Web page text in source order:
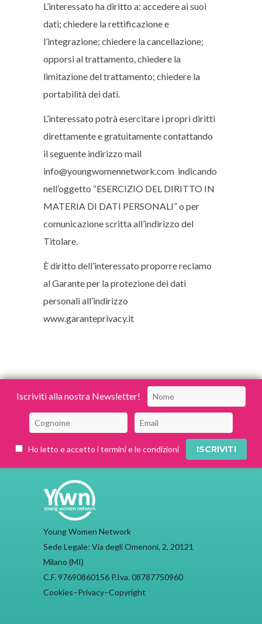
L’interessato ha diritto a: accedere ai suoi
dati; chiedere la rettificazione e
l’integrazione; chiedere la cancellazione;
opporsi al trattamento, chiedere la
limitazione del trattamento; chiedere la
portabilità dei dati.
L’interessato potrà esercitare i propri diritti
direttamente e gratuitamente contattando
il seguente indirizzo mail
info@youngwomennetwork.com indicando
nell’oggetto “ESERCIZIO DEL DIRITTO IN
MATERIA DI DATI PERSONALI” o per
comunicazione scritta all’indirizzo del
Titolare.
È diritto dell’interessato proporre reclamo
al Garante per la protezione dei dati
personali all’indirizzo
www.garanteprivacy.it
Iscriviti alla nostra Newsletter!
Ho letto e accetto i termini e le condizioni
Young Women Network
Sede Legale: Via degli Omenoni, 2, 20121
Milano (MI)
C.F. 97690860156 P.Iva. 08787750960
Cookies–Privacy–Copyright